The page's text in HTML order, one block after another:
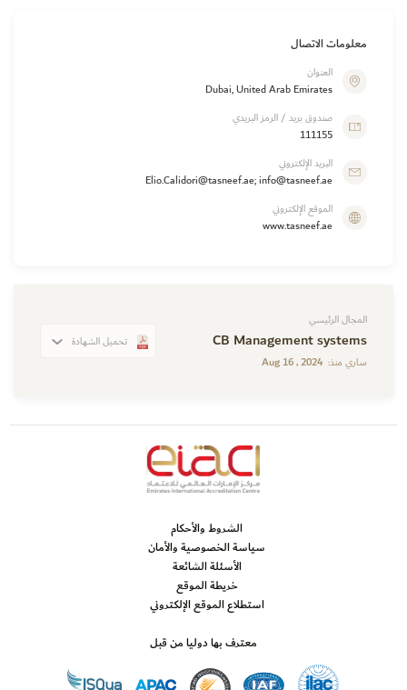
معلومات الاتصال
العنوان
Dubai, United Arab Emirates
صندوق بريد / الرمز البريدي
111155
البريد الإلكتروني
Elio.Calidori@tasneef.ae; info@tasneef.ae
الموقع الإلكتروني
www.tasneef.ae
المجال الرئيسي
CB Management systems
ساري منذ: Aug 16 , 2024
تحميل الشهادة
الشروط والأحكام
سياسة الخصوصية والأمان
الأسئلة الشائعة
خريطة الموقع
استطلاع الموقع الإلكتروني
معترف بها دوليا من قبل